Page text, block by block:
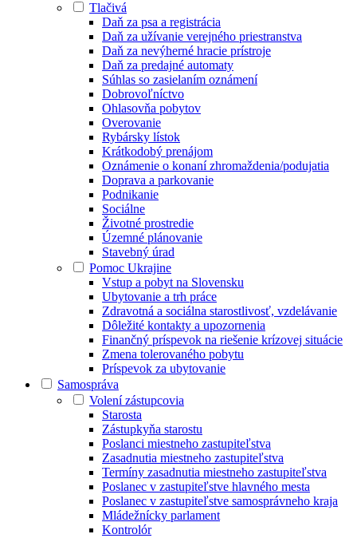
Tlačivá
Daň za psa a registrácia
Daň za užívanie verejného priestranstva
Daň za nevýherné hracie prístroje
Daň za predajné automaty
Súhlas so zasielaním oznámení
Dobrovoľníctvo
Ohlasovňa pobytov
Overovanie
Rybársky lístok
Krátkodobý prenájom
Oznámenie o konaní zhromaždenia/podujatia
Doprava a parkovanie
Podnikanie
Sociálne
Životné prostredie
Územné plánovanie
Stavebný úrad
Pomoc Ukrajine
Vstup a pobyt na Slovensku
Ubytovanie a trh práce
Zdravotná a sociálna starostlivosť, vzdelávanie
Dôležité kontakty a upozornenia
Finančný príspevok na riešenie krízovej situácie
Zmena tolerovaného pobytu
Príspevok za ubytovanie
Samospráva
Volení zástupcovia
Starosta
Zástupkyňa starostu
Poslanci miestneho zastupiteľstva
Zasadnutia miestneho zastupiteľstva
Termíny zasadnutia miestneho zastupiteľstva
Poslanec v zastupiteľstve hlavného mesta
Poslanec v zastupiteľstve samosprávneho kraja
Mládežnícky parlament
Kontrolór